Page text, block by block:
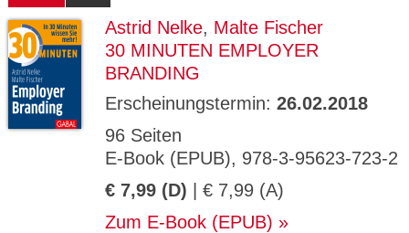
Astrid Nelke, Malte Fischer
30 MINUTEN EMPLOYER
BRANDING
Erscheinungstermin: 26.02.2018
96 Seiten
E-Book (EPUB), 978-3-95623-723-2
€ 7,99 (D) | € 7,99 (A)
Zum E-Book (EPUB)